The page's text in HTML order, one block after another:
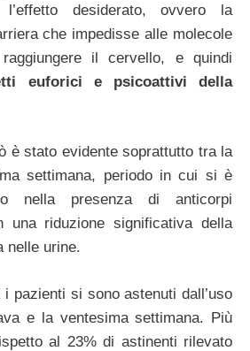
desiderato, ovvero la
che impedisse alle molecole
il cervello, e quindi
euforici e psicoattivi della
è stato evidente soprattutto tra la
settimana, periodo in cui si è
nella presenza di anticorpi
una riduzione significativa della
nelle urine.
pazienti si sono astenuti dall’uso
e la ventesima settimana. Più
al 23% di astinenti rilevato